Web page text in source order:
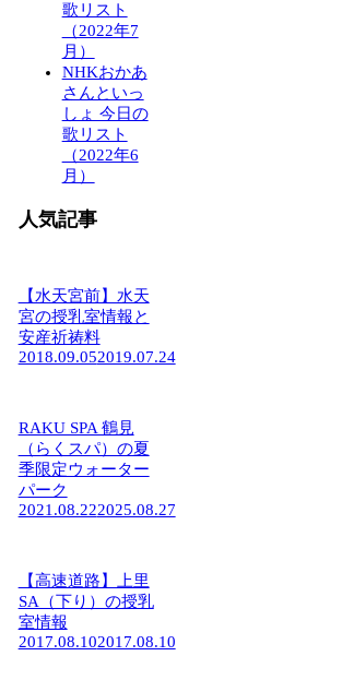
歌リスト
（2022年7
月）
NHKおかあ
さんといっ
しょ 今日の
歌リスト
（2022年6
月）
人気記事
【水天宮前】水天
宮の授乳室情報と
安産祈祷料
2018.09.052019.07.24
RAKU SPA 鶴見
（らくスパ）の夏
季限定ウォーター
パーク
2021.08.222025.08.27
【高速道路】上里
SA（下り）の授乳
室情報
2017.08.102017.08.10